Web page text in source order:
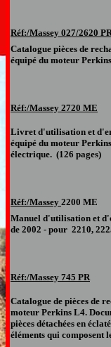
Réf:/Massey 027/2620 PR
Catalogue pièces de
équipé du moteur
Réf:/Massey 2720 ME
Livret d'utilisation et
équipé du moteur
électrique. (126 pages)
Réf:/Massey 2200 ME
Manuel d'utilisation et
de 2002 - pour 2210,
Réf:/Massey 745 PR
Catalogue de pièces de
moteur Perkins L4.
pièces détachées en
éléments qui composent